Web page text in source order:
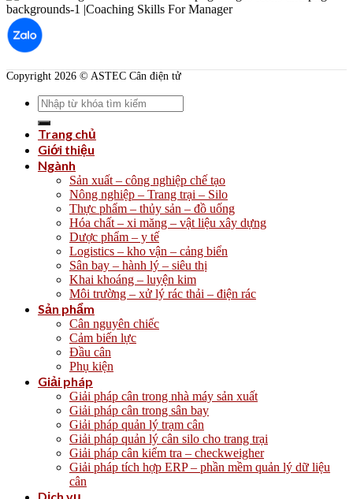
Copyright 2026 © ASTEC Cân điện tử
Search
for:
Trang chủ
Giới thiệu
Ngành
Sản xuất – công nghiệp chế tạo
Nông nghiệp – Trang trại – Silo
Thực phẩm – thủy sản – đồ uống
Hóa chất – xi măng – vật liệu xây dựng
Dược phẩm – y tế
Logistics – kho vận – cảng biển
Sân bay – hành lý – siêu thị
Khai khoáng – luyện kim
Môi trường – xử lý rác thải – điện rác
Sản phẩm
Cân nguyên chiếc
Cảm biến lực
Đầu cân
Phụ kiện
Giải pháp
Giải pháp cân trong nhà máy sản xuất
Giải pháp cân trong sân bay
Giải pháp quản lý trạm cân
Giải pháp quản lý cân silo cho trang trại
Giải pháp cân kiểm tra – checkweigher
Giải pháp tích hợp ERP – phần mềm quản lý dữ liệu
cân